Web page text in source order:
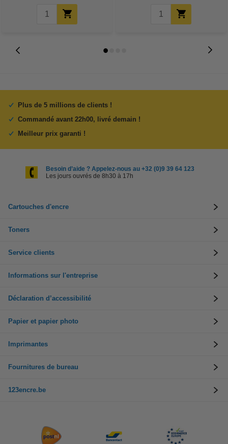
Plus de 5 millions de clients !
Commandé avant 22h00, livré demain !
Meilleur prix garanti !
Besoin d’aide ? Appelez-nous au +32 (0)9 39 64 123
Les jours ouvrés de 8h30 à 17h
Cartouches d'encre
Toners
Service clients
Informations sur l'entreprise
Déclaration d’accessibilité
Papier et papier photo
Imprimantes
Fournitures de bureau
123encre.be